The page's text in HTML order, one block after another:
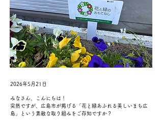
2026年5月21日
みなさん、こんにちは！
突然ですが、広島市が掲げる「花と緑あふれる美しいまち広
島」という素敵な取り組みをご存知ですか？